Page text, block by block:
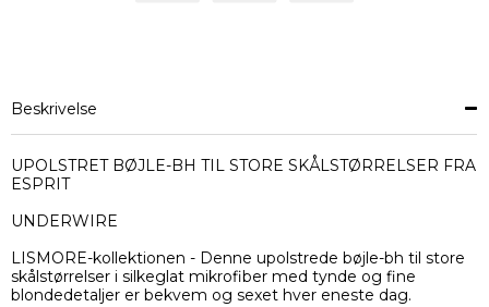
Beskrivelse
UPOLSTRET BØJLE-BH TIL STORE SKÅLSTØRRELSER FRA
ESPRIT
UNDERWIRE
LISMORE-kollektionen - Denne upolstrede bøjle-bh til store
skålstørrelser i silkeglat mikrofiber med tynde og fine
blondedetaljer er bekvem og sexet hver eneste dag.